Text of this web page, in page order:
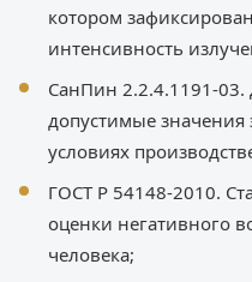
котором
интенсивность
СанПин 2.2.4.1191-03.
допустимые значения
условиях
ГОСТ Р 54148-2010.
оценки негативного
человека;